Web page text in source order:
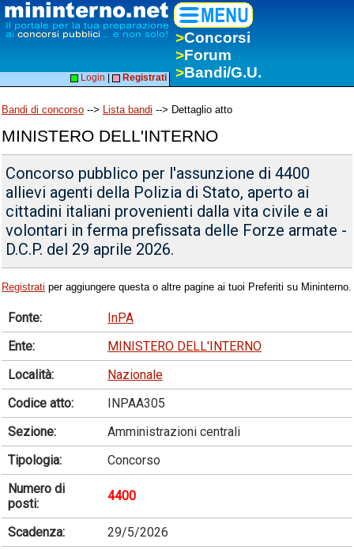
>Concorsi
>Forum
>Bandi/G.U.
Login Registrati
Bandi di concorso --> Lista bandi --> Dettaglio atto
MINISTERO DELL'INTERNO
Concorso pubblico per l'assunzione di 4400
allievi agenti della Polizia di Stato, aperto ai
cittadini italiani provenienti dalla vita civile e ai
volontari in ferma prefissata delle Forze armate -
D.C.P. del 29 aprile 2026.
Registrati per aggiungere questa o altre pagine ai tuoi Preferiti su Mininterno.
Fonte:
InPA
Ente:
MINISTERO DELL'INTERNO
Località:
Nazionale
Codice atto:
INPAA305
Sezione:
Amministrazioni centrali
Tipologia:
Concorso
Numero di
posti:
4400
Scadenza: 29/5/2026